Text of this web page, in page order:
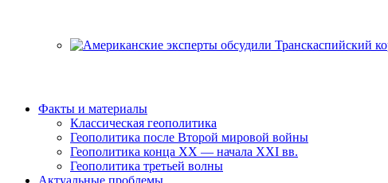
Факты и материалы
Классическая геополитика
Геополитика после Второй мировой войны
Геополитика конца XX — начала XXI вв.
Геополитика третьей волны
Актуальные проблемы